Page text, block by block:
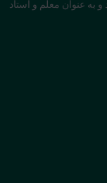
به عنوان معلم و استاد